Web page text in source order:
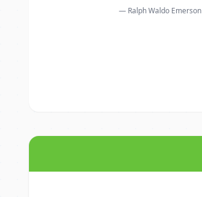
— Ralph Waldo Emerson